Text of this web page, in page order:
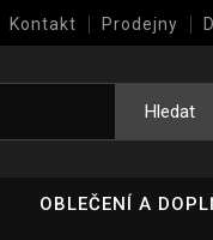
Kontakt Prodejny
Hledat
OBLEČENÍ A